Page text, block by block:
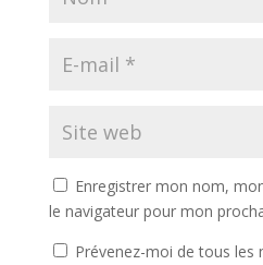
Enregistrer mon nom,
le navigateur pour mon
Prévenez-moi de tous les